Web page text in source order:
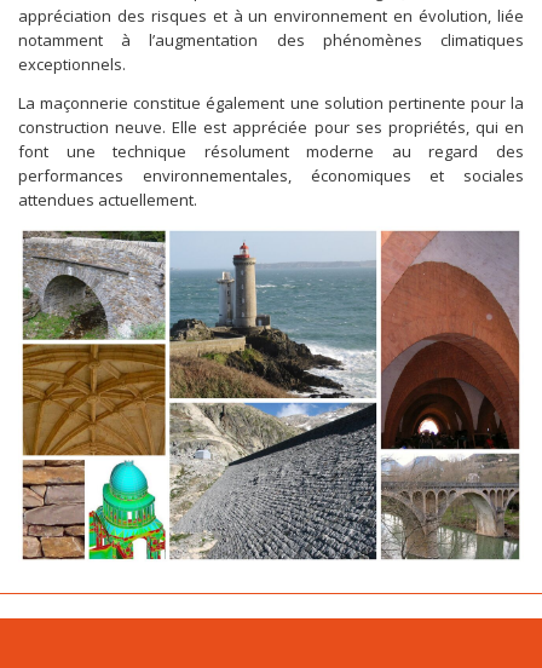
appréciation des risques et à un environnement en évolution, liée
notamment à l’augmentation des phénomènes climatiques
exceptionnels.
La maçonnerie constitue également une solution pertinente pour la
construction neuve. Elle est appréciée pour ses propriétés, qui en
font une technique résolument moderne au regard des
performances environnementales, économiques et sociales
attendues actuellement.